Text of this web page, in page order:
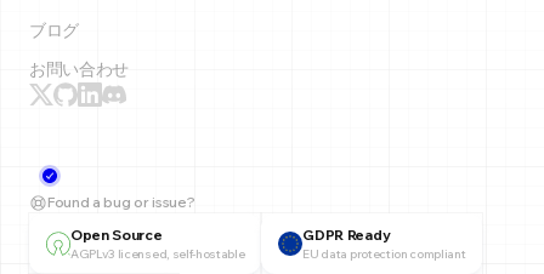
ブログ
お問い合わせ
Found a bug or issue?
Open Source
AGPLv3 licensed, self-hostable
GDPR Ready
EU data protection compliant